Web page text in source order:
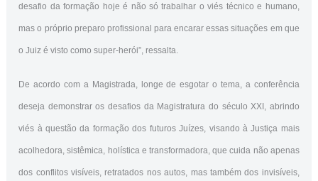
desafio da formação hoje é não só trabalhar o viés técnico e humano,
mas o próprio preparo profissional para encarar essas situações em que
o Juiz é visto como super-herói”, ressalta.
De acordo com a Magistrada, longe de esgotar o tema, a conferência
deseja demonstrar os desafios da Magistratura do século XXI, abrindo
viés à questão da formação dos futuros Juízes, visando à Justiça mais
acolhedora, sistêmica, holística e transformadora, que cuida não apenas
dos conflitos visíveis, retratados nos autos, mas também dos invisíveis,